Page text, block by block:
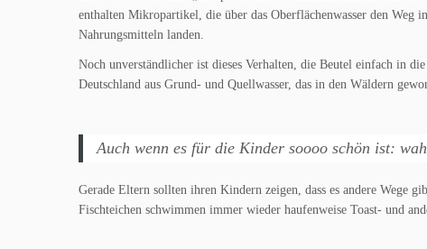
enthalten Mikropartikel, die über das Oberflächenwasser den Weg
Nahrungsmitteln landen.
Noch unverständlicher ist dieses Verhalten, die Beutel einfach in
Deutschland aus Grund- und Quellwasser, das in den Wäldern
Auch wenn es für die Kinder soooo schön ist:
Gerade Eltern sollten ihren Kindern zeigen, dass es andere Wege
Fischteichen schwimmen immer wieder haufenweise Toast- und